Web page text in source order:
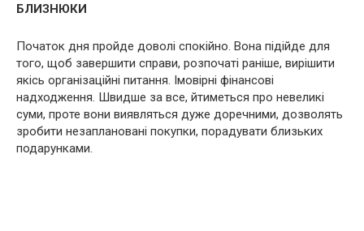
БЛИЗНЮКИ
Початок дня пройде доволі спокійно. Вона підійде для
того, щоб завершити справи, розпочаті раніше, вирішити
якісь організаційні питання. Імовірні фінансові
надходження. Швидше за все, йтиметься про невеликі
суми, проте вони виявляться дуже доречними, дозволять
зробити незаплановані покупки, порадувати близьких
подарунками.